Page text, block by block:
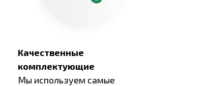
Качественные
комплектующие
Мы используем самые